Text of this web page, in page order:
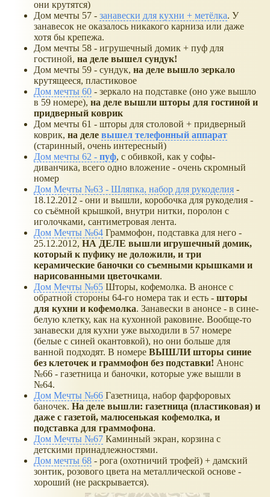
они крутятся)
Дом мечты 57 - занавески для кухни + метёлка. У
занавесок не оказалось никакого карниза или даже
хотя бы крепежа.
Дом мечты 58 - игрушечный домик + пуф для
гостиной, на деле вышел сундук!
Дом мечты 59 - сундук, на деле вышло зеркало
крутящееся, пластиковое
Дом мечты 60 - зеркало на подставке (оно уже вышло
в 59 номере), на деле вышли шторы для гостиной и
придверный коврик
Дом мечты 61 - шторы для столовой + придверный
коврик, на деле вышел телефонный аппарат
(старинный, очень интересный)
Дом мечты 62 - пуф, с обивкой, как у софы-
диванчика, всего одно вложение - очень скромный
номер
Дом Мечты №63 - Шляпка, набор для рукоделия -
18.12.2012 - они и вышли, коробочка для рукоделия -
со съёмной крышкой, внутри нитки, поролон с
иголочками, сантиметровая лента.
Дом Мечты №64 Граммофон, подставка для него -
25.12.2012, НА ДЕЛЕ вышли игрушечный домик,
который к пуфику не доложили, и три
керамические баночки со съемными крышками и
нарисованными цветочками.
Дом Мечты №65 Шторы, кофемолка. В анонсе с
обратной стороны 64-го номера так и есть - шторы
для кухни и кофемолка. Занавески в анонсе - в сине-
белую клетку, как на кухонной раковине. Вообще-то
занавески для кухни уже выходили в 57 номере
(белые с синей окантовкой), но они больше для
ванной подходят. В номере ВЫШЛИ шторы синие
без клеточек и граммофон без подставки! Анонс
№66 - газетница и баночки, которые уже вышли в
№64.
Дом Мечты №66 Газетница, набор фарфоровых
баночек. На деле вышли: газетница (пластиковая) и
даже с газетой, малюсенькая кофемолка, и
подставка для граммофона.
Дом Мечты №67 Каминный экран, корзина с
детскими принадлежностями.
Дом мечты 68 - рога (охотничий трофей) + дамский
зонтик, розового цвета на металлической основе -
хороший (не раскрывается).